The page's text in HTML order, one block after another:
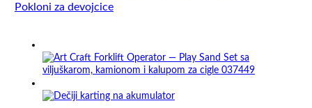
Pokloni za devojcice